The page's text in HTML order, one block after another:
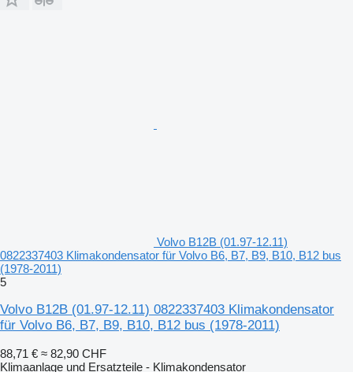
Volvo B12B (01.97-12.11)
0822337403 Klimakondensator für Volvo B6, B7, B9, B10, B12 bus
(1978-2011)
5
Volvo B12B (01.97-12.11) 0822337403 Klimakondensator
für Volvo B6, B7, B9, B10, B12 bus (1978-2011)
88,71 € ≈ 82,90 CHF
Klimaanlage und Ersatzteile - Klimakondensator